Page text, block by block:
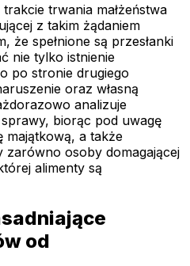
trwania małżeństwa
z takim żądaniem
że spełnione są przesłanki
nie tylko istnienie
po stronie drugiego
oraz własną
analizuje
biorąc pod uwagę
majątkową, a także
zarówno osoby domagającej
alimenty są
od